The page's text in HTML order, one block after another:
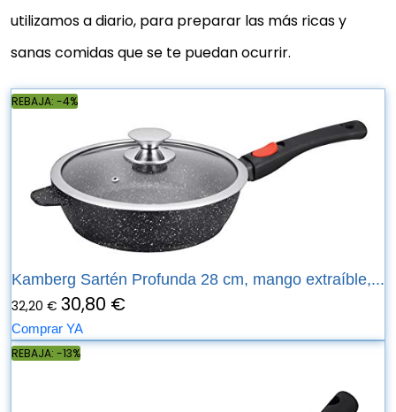
utilizamos a diario, para preparar las más ricas y
sanas comidas que se te puedan ocurrir.
REBAJA: -4%
Kamberg Sartén Profunda 28 cm, mango extraíble,...
32,20 € 30,80 €
Comprar YA
REBAJA: -13%